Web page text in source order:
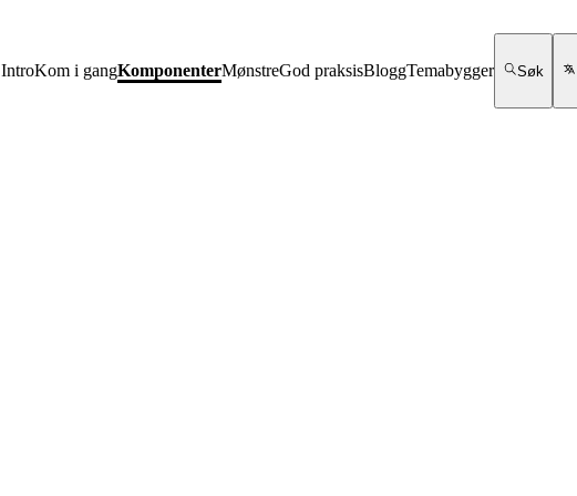
IntroKom i gangKomponenterMønstreGod praksisBloggTemabygger Søk